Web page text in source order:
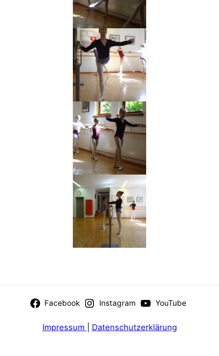
Facebook Instagram YouTube
Impressum Datenschutzerklärung